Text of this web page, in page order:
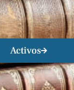
Activos